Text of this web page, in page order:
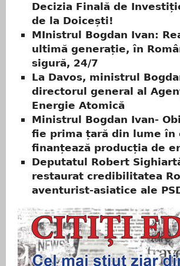
Decizia Finală de
de la Doicești!
MInistrul Bogdan Ivan:
ultimă generație, în
sigură, 24/7
La Davos, ministrul
directorul general al
Energie Atomică
Ministrul Bogdan Ivan-
fie prima țară din lume în
finanțează producția de
Deputatul Robert
restaurat credibilitatea
aventurist-asiatice ale